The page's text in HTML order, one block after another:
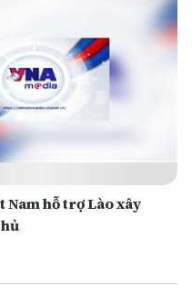
hỗ trợ Lào xây